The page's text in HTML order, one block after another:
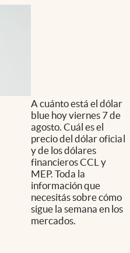
A cuánto está el dólar
blue hoy viernes 7 de
agosto. Cuál es el
precio del dólar oficial
y de los dólares
financieros CCL y
MEP. Toda la
información que
necesitás sobre cómo
sigue la semana en los
mercados.